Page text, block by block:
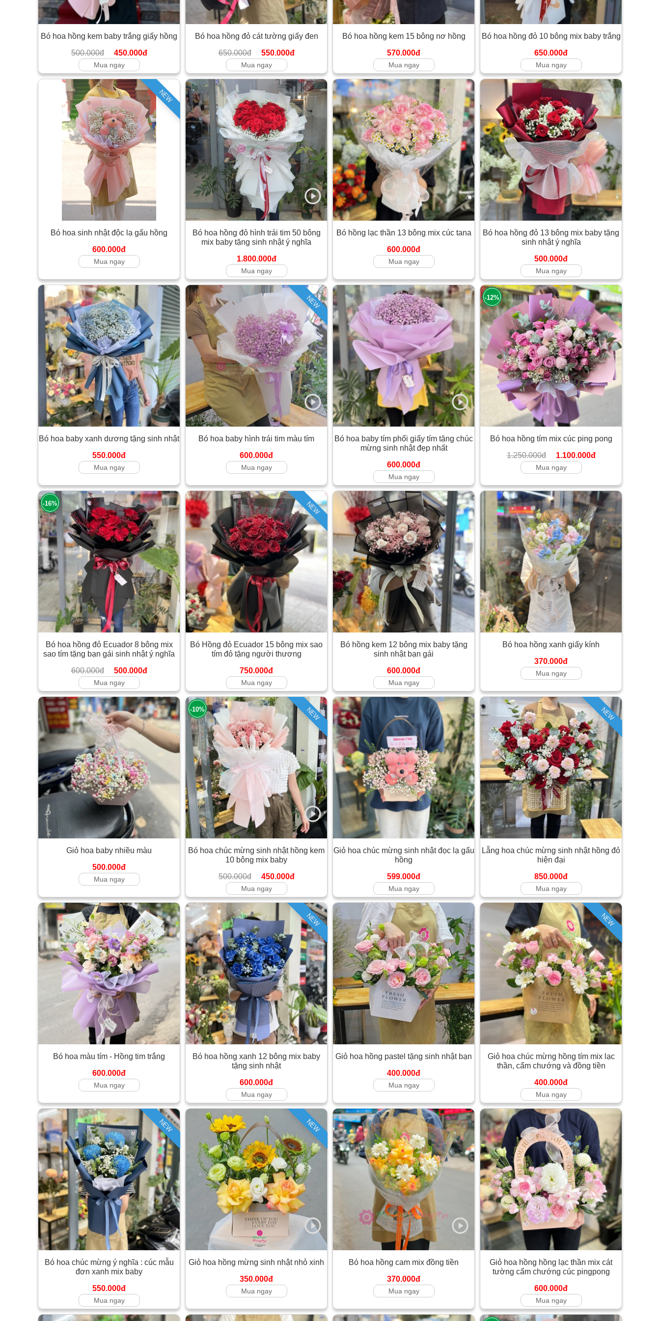
Bó hoa hồng kem baby trắng giấy hồng
500.000đ
450.000đ
Mua ngay
Bó hoa hồng đỏ cát tường giấy đen
650.000đ
550.000đ
Mua ngay
Bó hoa hồng kem 15 bông nơ hồng
570.000đ
Mua ngay
Bó hoa hồng đỏ 10 bông mix baby trắng
650.000đ
Mua ngay
NEW
Bó hoa sinh nhật độc lạ gấu hồng
600.000đ
Mua ngay
Bó hoa hồng đỏ hình trái tim 50 bông
mix baby tặng sinh nhật ý nghĩa
1.800.000đ
Mua ngay
Bó hồng lạc thần 13 bông mix cúc tana
600.000đ
Mua ngay
Bó hoa hồng đỏ 13 bông mix baby tặng
sinh nhật ý nghĩa
500.000đ
Mua ngay
Bó hoa baby xanh dương tặng sinh nhật
550.000đ
Mua ngay
NEW
Bó hoa baby hình trái tim màu tím
600.000đ
Mua ngay
Bó hoa baby tím phối giấy tím tặng chúc
mừng sinh nhật đẹp nhất
600.000đ
Mua ngay
-12%
Bó hoa hồng tím mix cúc ping pong
1.250.000đ
1.100.000đ
Mua ngay
-16%
Bó hoa hồng đỏ Ecuador 8 bông mix
sao tím tặng bạn gái sinh nhật ý nghĩa
600.000đ
500.000đ
Mua ngay
NEW
Bó Hồng đỏ Ecuador 15 bông mix sao
tím đỏ tặng người thương
750.000đ
Mua ngay
Bó hồng kem 12 bông mix baby tặng
sinh nhật bạn gái
600.000đ
Mua ngay
Bó hoa hồng xanh giấy kính
370.000đ
Mua ngay
Giỏ hoa baby nhiều màu
500.000đ
Mua ngay
NEW
-10%
Bó hoa chúc mừng sinh nhật hồng kem
10 bông mix baby
500.000đ
450.000đ
Mua ngay
Giỏ hoa chúc mừng sinh nhật đọc lạ gấu
hồng
599.000đ
Mua ngay
NEW
Lẵng hoa chúc mừng sinh nhật hồng đỏ
hiện đại
850.000đ
Mua ngay
Bó hoa màu tím - Hồng tim trắng
600.000đ
Mua ngay
NEW
Bó hoa hồng xanh 12 bông mix baby
tặng sinh nhật
600.000đ
Mua ngay
Giỏ hoa hồng pastel tặng sinh nhật bạn
400.000đ
Mua ngay
NEW
Giỏ hoa chúc mừng hồng tím mix lạc
thần, cẩm chướng và đồng tiền
400.000đ
Mua ngay
NEW
Bó hoa chúc mừng ý nghĩa : cúc mẫu
đơn xanh mix baby
550.000đ
Mua ngay
NEW
Giỏ hoa hồng mừng sinh nhật nhỏ xinh
350.000đ
Mua ngay
Bó hoa hồng cam mix đồng tiền
370.000đ
Mua ngay
Giỏ hoa hồng hồng lạc thần mix cát
tường cẩm chướng cúc pingpong
600.000đ
Mua ngay